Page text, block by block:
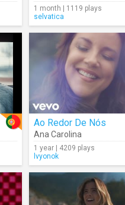
1 month | 1119 plays
selvatica
Ao Redor De Nós
Ana Carolina
1 year | 4209 plays
lvyonok